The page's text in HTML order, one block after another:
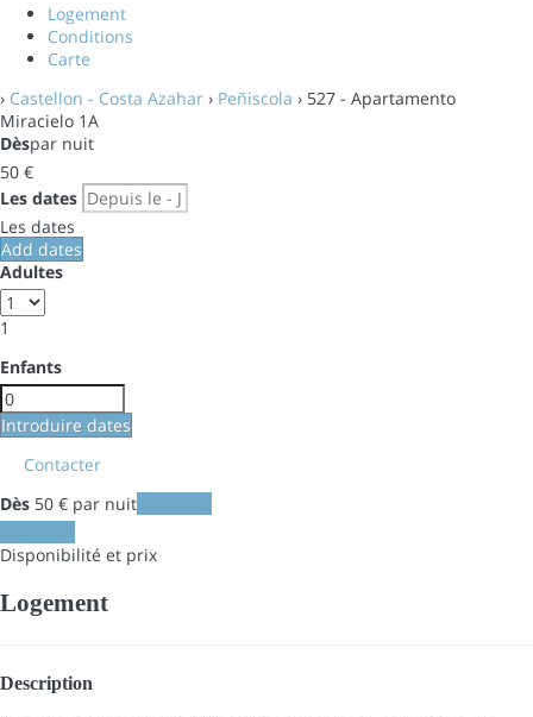
Logement
Conditions
Carte
› Castellon - Costa Azahar › Peñiscola › 527 - Apartamento
Miracielo 1A
Dèspar nuit
50 €
Les dates
Les dates
Add dates
Adultes
1
Enfants
Introduire dates
Contacter
Dès 50 € par nuit
Disponibilité et prix
Logement
Description